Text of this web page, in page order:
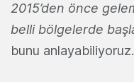
2015’den önce
belli bölgelerde
bunu anlayabiliyoruz.